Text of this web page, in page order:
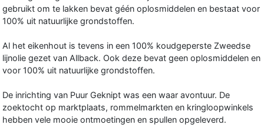
gebruikt om te lakken bevat géén oplosmiddelen en bestaat voor
100% uit natuurlijke grondstoffen.
Al het eikenhout is tevens in een 100% koudgeperste Zweedse
lijnolie gezet van Allback. Ook deze bevat geen oplosmiddelen en
voor 100% uit natuurlijke grondstoffen.
De inrichting van Puur Geknipt was een waar avontuur. De
zoektocht op marktplaats, rommelmarkten en kringloopwinkels
hebben vele mooie ontmoetingen en spullen opgeleverd.